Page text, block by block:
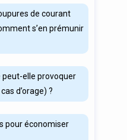
de courant
s’en prémunir
peut-elle provoquer
d’orage) ?
pour économiser